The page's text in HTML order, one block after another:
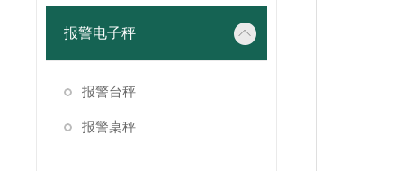
报警电子秤
报警台秤
报警桌秤